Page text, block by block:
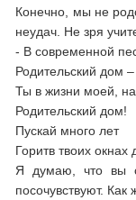
Конечно, мы не
неудач. Не зря
- В современной
Родительский дом
Ты в жизни моей,
Родительский дом!
Пускай много лет
Горитв твоих окнах
Я думаю, что вы
посочувствуют. Как